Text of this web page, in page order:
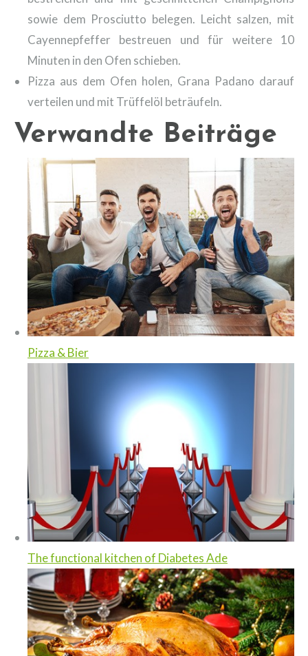
sowie dem Prosciutto belegen. Leicht salzen, mit
Cayennepfeffer bestreuen und für weitere 10
Minuten in den Ofen schieben.
Pizza aus dem Ofen holen, Grana Padano darauf
verteilen und mit Trüffelöl beträufeln.
Verwandte Beiträge
Pizza & Bier
The functional kitchen of Diabetes Ade